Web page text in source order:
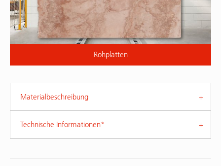
Rohplatten
Materialbeschreibung
Technische Informationen*